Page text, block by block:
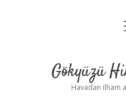
Gökyüzü
Havadan ilham